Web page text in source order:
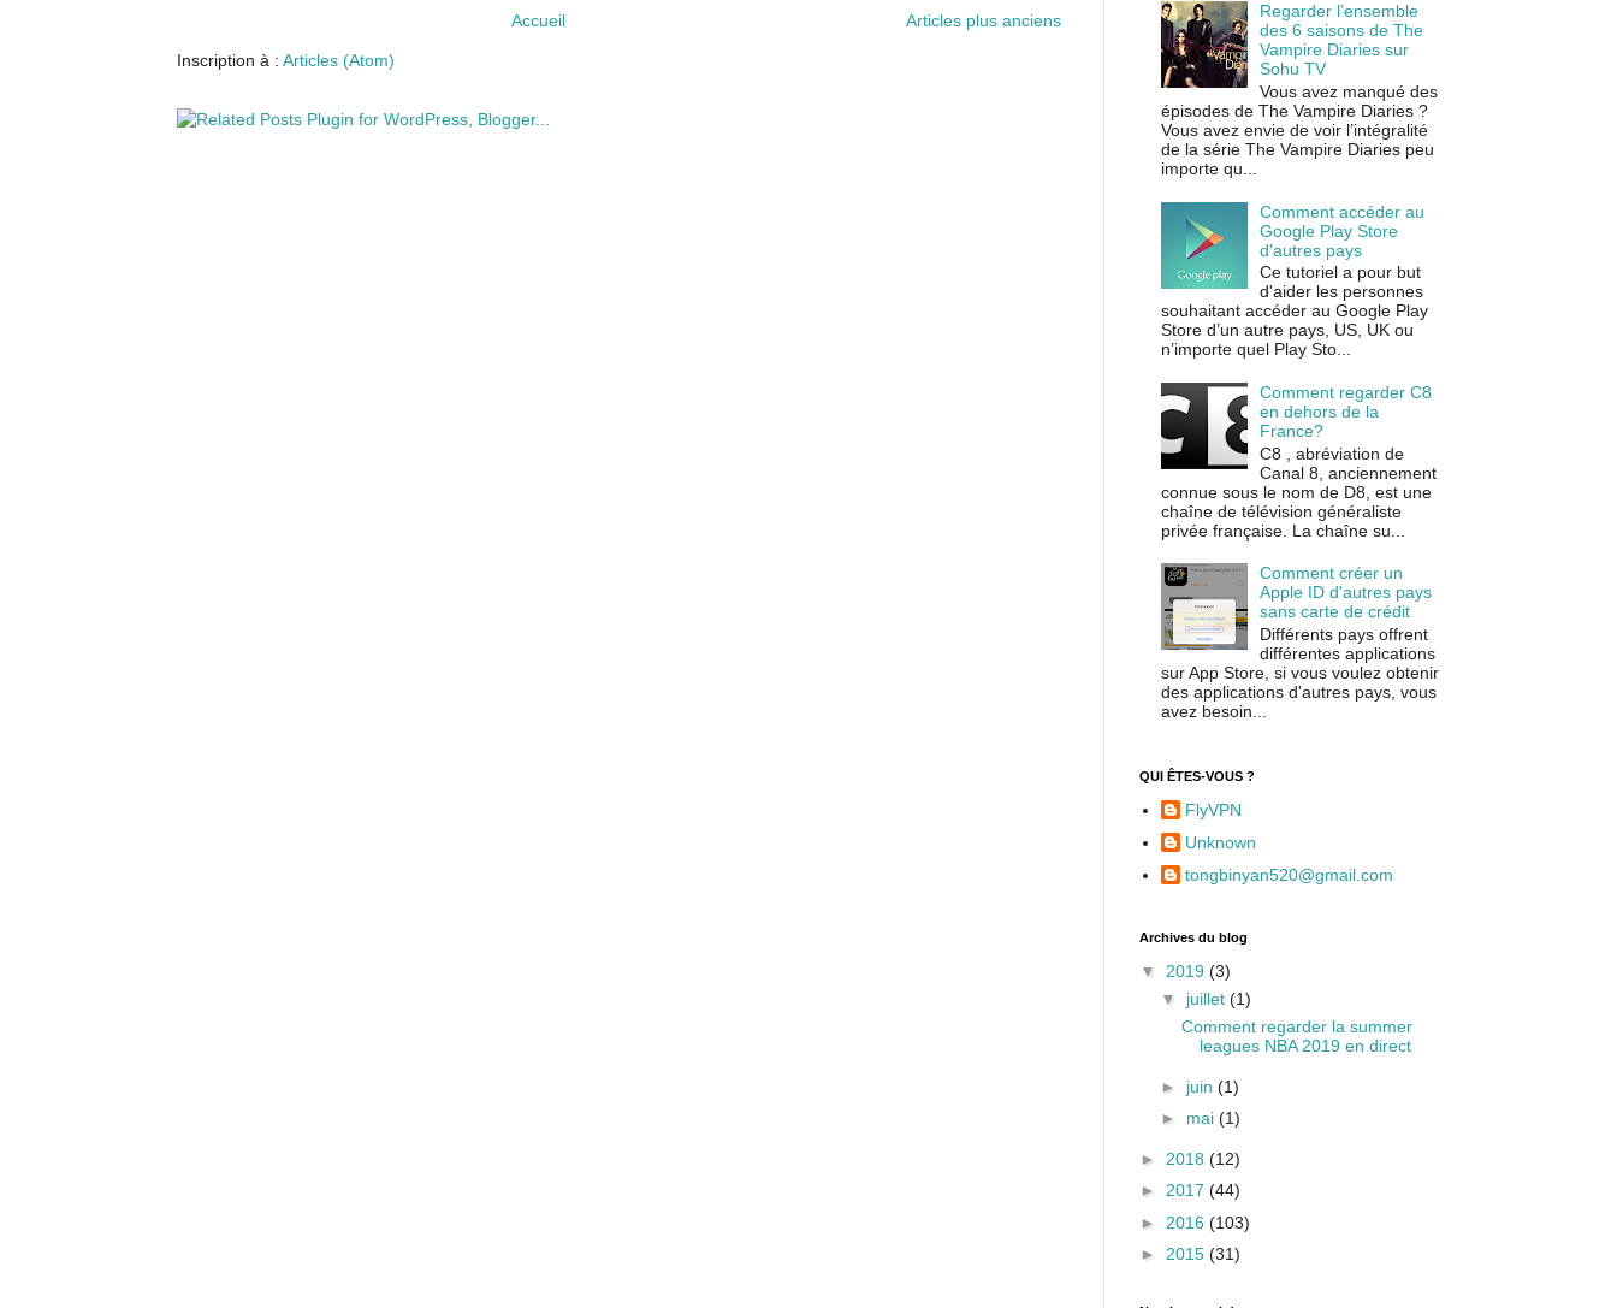
Articles plus anciens
Accueil
Inscription à : Articles (Atom)
Regarder l’ensemble
des 6 saisons de The
Vampire Diaries sur
Sohu TV
Vous avez manqué des
épisodes de The Vampire Diaries ?
Vous avez envie de voir l’intégralité
de la série The Vampire Diaries peu
importe qu...
Comment accéder au
Google Play Store
d'autres pays
Ce tutoriel a pour but
d'aider les personnes
souhaitant accéder au Google Play
Store d’un autre pays, US, UK ou
n’importe quel Play Sto...
Comment regarder C8
en dehors de la
France?
C8 , abréviation de
Canal 8, anciennement
connue sous le nom de D8, est une
chaîne de télévision généraliste
privée française. La chaîne su...
Comment créer un
Apple ID d'autres pays
sans carte de crédit
Différents pays offrent
différentes applications
sur App Store, si vous voulez obtenir
des applications d'autres pays, vous
avez besoin...
QUI ÊTES-VOUS ?
FlyVPN
Unknown
tongbinyan520@gmail.com
Archives du blog
▼ 2019 (3)
▼ juillet (1)
Comment regarder la summer
leagues NBA 2019 en direct
► juin (1)
► mai (1)
► 2018 (12)
► 2017 (44)
► 2016 (103)
► 2015 (31)